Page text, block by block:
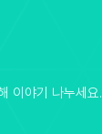
업데이트
이야기 나누세요.